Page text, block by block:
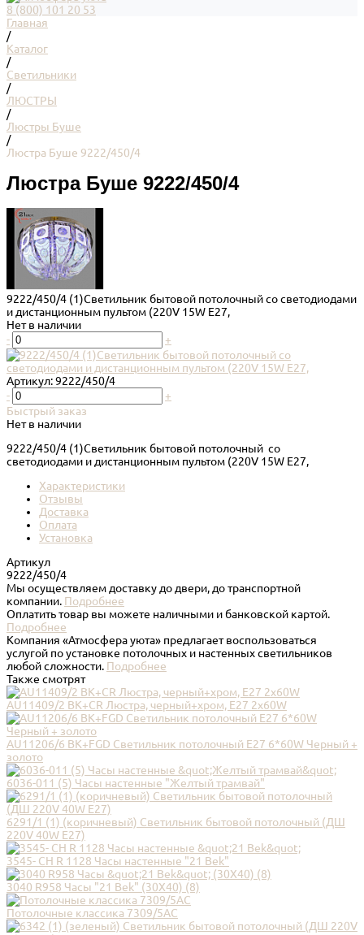
8 (800) 101 20 53
Главная
/
Каталог
/
Светильники
/
ЛЮСТРЫ
/
Люстры Буше
/
Люстра Буше 9222/450/4
Люстра Буше 9222/450/4
9222/450/4 (1)Светильник бытовой потолочный со светодиодами
и дистанционным пультом (220V 15W E27,
Нет в наличии
-
+
Артикул:9222/450/4
-
+
Быстрый заказ
Нет в наличии
9222/450/4 (1)Светильник бытовой потолочный со
светодиодами и дистанционным пультом (220V 15W E27,
Характеристики
Отзывы
Доставка
Оплата
Установка
Артикул
9222/450/4
Мы осуществляем доставку до двери, до транспортной
компании. Подробнее
Оплатить товар вы можете наличными и банковской картой.
Подробнее
Компания «Атмосфера уюта» предлагает воспользоваться
услугой по установке потолочных и настенных светильников
любой сложности. Подробнее
Также смотрят
AU11409/2 BK+CR Люстра, черный+хром, Е27 2х60W
AU11206/6 BK+FGD Светильник потолочный E27 6*60W Черный +
золото
6036-011 (5) Часы настенные "Желтый трамвай"
6291/1 (1) (коричневый) Светильник бытовой потолочный (ДШ
220V 40W E27)
3545- СН R 1128 Часы настенные "21 Bek"
3040 R958 Часы "21 Bek" (30Х40) (8)
Потолочные классика 7309/5AC